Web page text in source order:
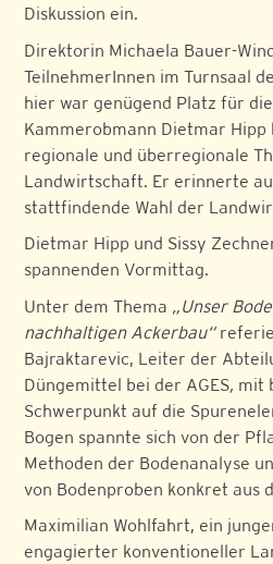
Diskussion ein.
Direktorin Michaela Bauer-
TeilnehmerInnen im Turnsaal
hier war genügend Platz für
Kammerobmann Dietmar
regionale und überregionale
Landwirtschaft. Er erinnerte
stattfindende Wahl der
Dietmar Hipp und Sissy
spannenden Vormittag.
Unter dem Thema „Unser
nachhaltigen Ackerbau“
Bajraktarevic, Leiter der
Düngemittel bei der AGES, mit
Schwerpunkt auf die
Bogen spannte sich von der
Methoden der Bodenanalyse
von Bodenproben konkret aus
Maximilian Wohlfahrt, ein
engagierter konventioneller